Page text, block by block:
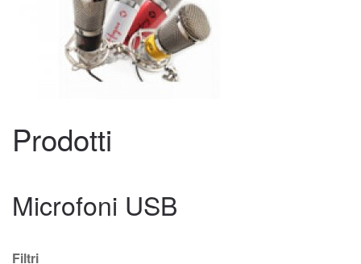
Prodotti
Microfoni USB
Filtri